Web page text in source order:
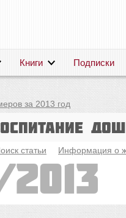
Книги Подписки
за 2013 год
статьи Информация о